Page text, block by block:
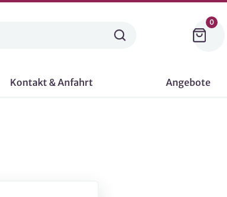
0
Kontakt & Anfahrt Angebote